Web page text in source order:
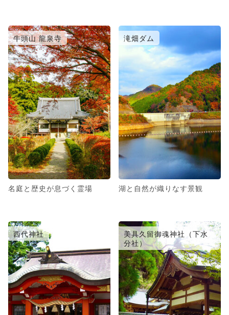
牛頭山 龍泉寺
名庭と歴史が息づく霊場
滝畑ダム
湖と自然が織りなす景観
西代神社
美具久留御魂神社（下水
分社）